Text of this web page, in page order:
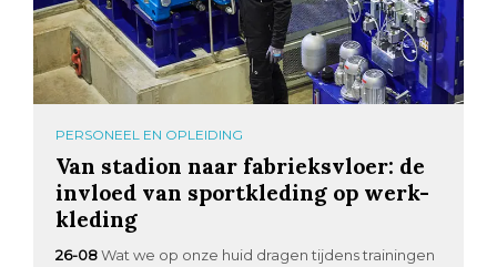
PERSONEEL EN OPLEIDING
Van stadion naar fabrieksvloer: de
invloed van sportkleding op werk-
kleding
26-08 Wat we op onze huid dragen tijdens trainingen